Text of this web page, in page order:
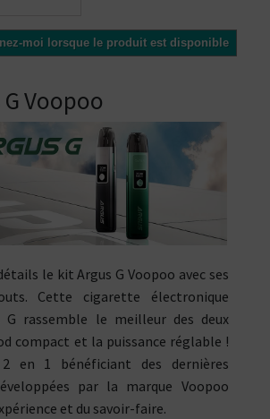
moi lorsque le produit est disponible
Voopoo
le kit Argus G Voopoo avec ses
Cette cigarette électronique
G rassemble le meilleur des deux
compact et la puissance réglable !
en 1 bénéficiant des dernières
par la marque Voopoo
et du savoir-faire.